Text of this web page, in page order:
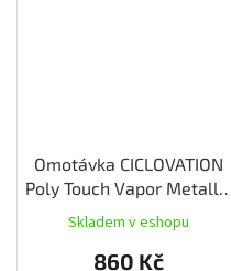
Omotávka CICLOVATION
Poly Touch Vapor Metallic
Soul Red
Skladem v eshopu
860 Kč